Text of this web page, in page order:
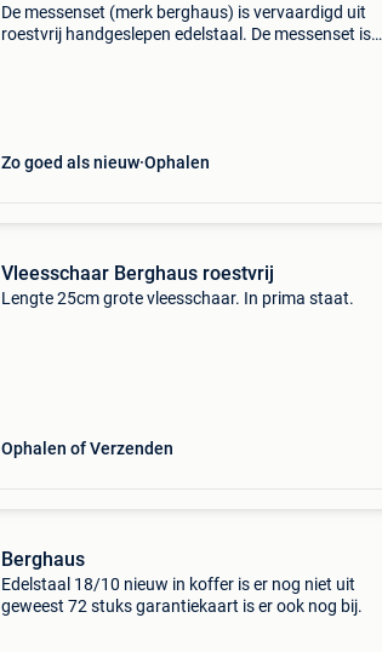
De messenset (merk berghaus) is vervaardigd uit
roestvrij handgeslepen edelstaal. De messenset is
Zo goed als nieuw Ophalen
Vleesschaar Berghaus roestvrij
Lengte 25cm grote vleesschaar. In prima staat.
Ophalen of Verzenden
Berghaus
Edelstaal 18/10 nieuw in koffer is er nog niet uit
geweest 72 stuks garantiekaart is er ook nog bij.